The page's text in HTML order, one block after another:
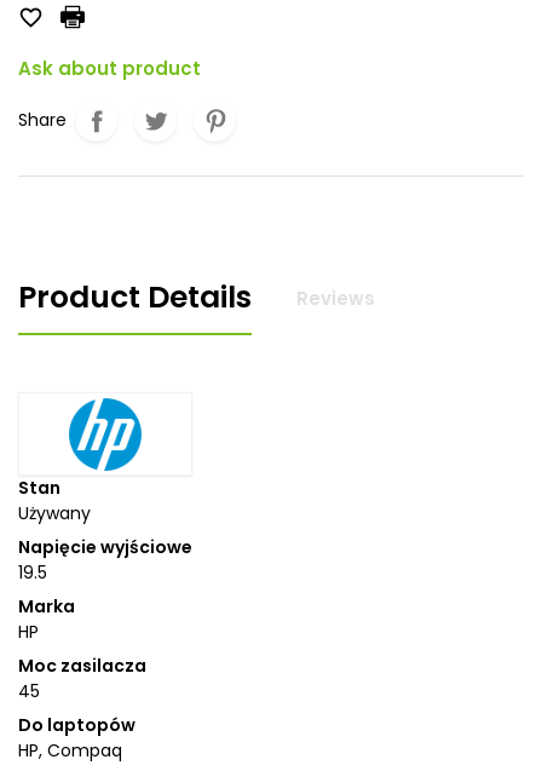

Ask about product
Share
Product Details Reviews
Stan
Używany
Napięcie wyjściowe
19.5
Marka
HP
Moc zasilacza
45
Do laptopów
HP, Compaq